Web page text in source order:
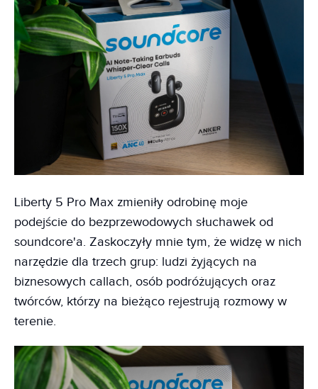
Liberty 5 Pro Max zmieniły odrobinę moje
podejście do bezprzewodowych słuchawek od
soundcore'a. Zaskoczyły mnie tym, że widzę w nich
narzędzie dla trzech grup: ludzi żyjących na
biznesowych callach, osób podróżujących oraz
twórców, którzy na bieżąco rejestrują rozmowy w
terenie.